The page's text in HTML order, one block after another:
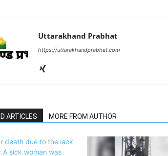
Uttarakhand Prabhat
https://uttarakhandprabhat.com
ARTICLES MORE FROM AUTHOR